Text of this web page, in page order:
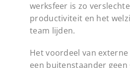
werksfeer is zo
productiviteit en het
team lijden.
Het voordeel van
een buitenstaander